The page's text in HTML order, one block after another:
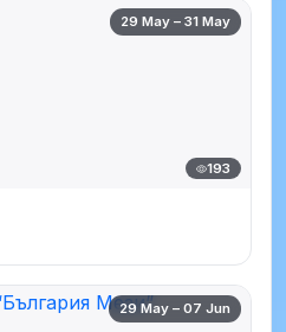
29 May – 31 May
193
29 May – 07 Jun